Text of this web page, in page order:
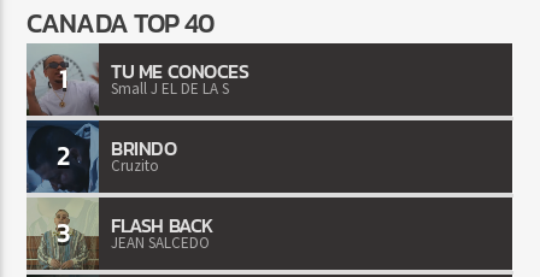
CANADA TOP 40
1 TU ME CONOCES
Small J EL DE LA S
2 BRINDO
Cruzito
3 FLASH BACK
JEAN SALCEDO